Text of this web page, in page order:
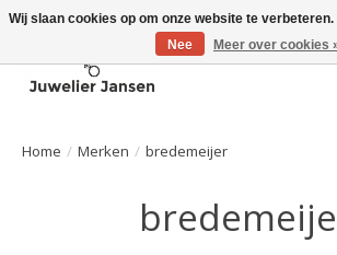
Home / Merken / bredemeijer
Wij slaan cookies op om onze website te
Nee
Meer over cookies